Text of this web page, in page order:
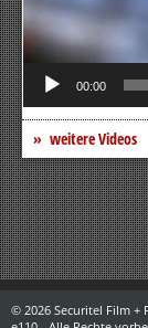
00:00
weitere Videos
© 2026 Securitel Film +